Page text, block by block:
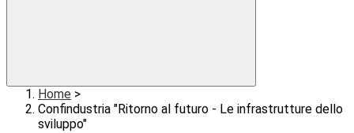
Home >
Confindustria "Ritorno al futuro - Le infrastrutture dello
sviluppo"